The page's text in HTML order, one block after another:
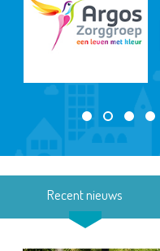
Recent nieuws